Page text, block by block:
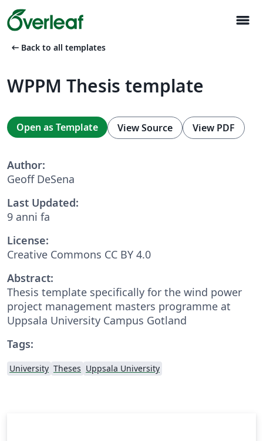
menu
arrow_left_alt Back to all templates
WPPM Thesis template
Open as Template View Source View PDF
Author:
Geoff DeSena
Last Updated:
9 anni fa
License:
Creative Commons CC BY 4.0
Abstract:
Thesis template specifically for the wind power
project management masters programme at
Uppsala University Campus Gotland
Tags:
University Theses Uppsala University